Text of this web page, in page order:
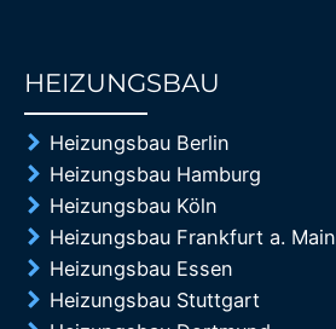
HEIZUNGSBAU
85%
Heizungsbau Berlin
Heizungsbau Hamburg
Heizungsbau Köln
Heizungsbau Frankfurt a. Main
Heizungsbau Essen
Heizungsbau Stuttgart